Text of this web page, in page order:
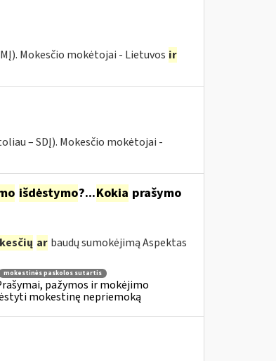
Mokesčio mokėtojai - Lietuvos ir
– SDĮ). Mokesčio mokėtojai -
išdėstymo?...Kokia prašymo
ar baudų sumokėjimą Aspektas
mokestinės paskolos sutartis
pažymos ir mokėjimo
mokestinę nepriemoką